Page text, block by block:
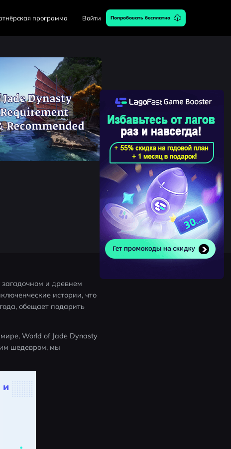
программа Войти Попробовать бесплатно
и древнем
истории, что
обещает подарить
World of Jade Dynasty
шедевром, мы
и